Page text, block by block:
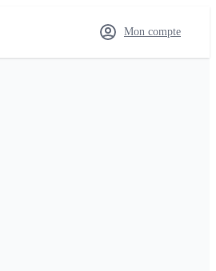
Mon compte